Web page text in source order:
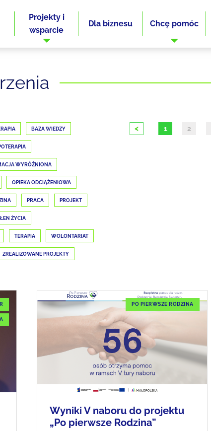
Projekty i
wsparcie
Dla biznesu Chcę pomóc
BAZA WIEDZY
WYRÓŻNIONA
OPIEKA ODCIĄŻENIOWA
PRACA PROJEKT
ŻYCIA
TERAPIA WOLONTARIAT
ZREALIZOWANE PROJEKTY
< 1 2
PO PIERWSZE RODZINA
Wyniki V naboru do projektu
„Po pierwsze Rodzina”